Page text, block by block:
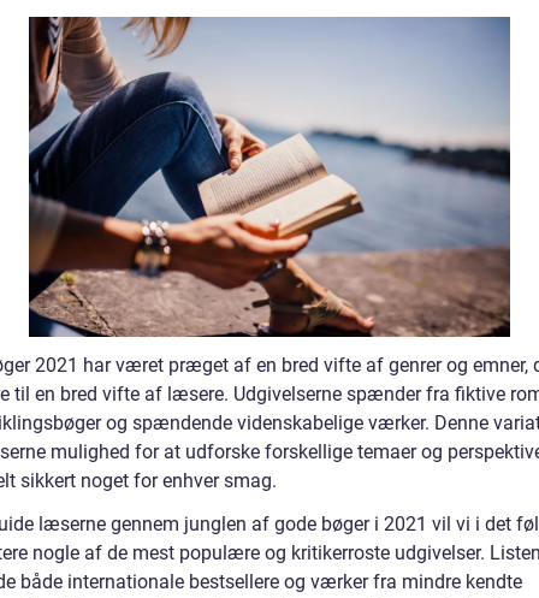
2021 har været præget af en bred vifte af genrer og emner,
til en bred vifte af læsere. Udgivelserne spænder fra fiktive
og spændende videnskabelige værker. Denne
mulighed for at udforske forskellige temaer og
sikkert noget for enhver smag.
læserne gennem junglen af gode bøger i 2021 vil vi i det
nogle af de mest populære og kritikerroste udgivelser.
både internationale bestsellere og værker fra mindre kendte